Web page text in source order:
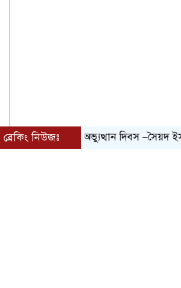
ব্রেকিং নিউজঃ
জুলাই গণঅভ্যুত্থান দিবস –সৈয়দ ইসমাইল